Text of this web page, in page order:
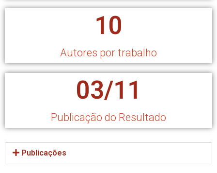
10
Autores por trabalho
03/11
Publicação do Resultado
Publicações